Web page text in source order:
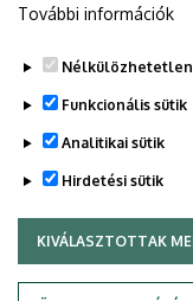
író
Legutóbbi frissítés:
További információk
Nélkülözhetetlen
Funkcionális sütik
Analitikai sütik
Hirdetési sütik
KIVÁLASZTOTTAK
WITHDRAW